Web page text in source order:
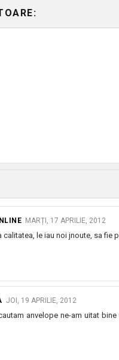
MARȚI, 17 APRILIE, 2012
calitatea, le iau noi jnoute, sa
JOI, 19 APRILIE, 2012
anvelope ne-am uitat